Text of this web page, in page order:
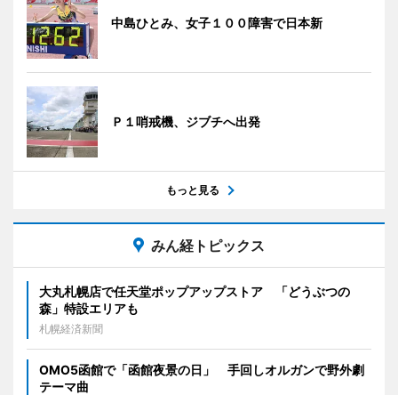
中島ひとみ、女子１００障害で日本新
Ｐ１哨戒機、ジブチへ出発
もっと見る
みん経トピックス
大丸札幌店で任天堂ポップアップストア 「どうぶつの
森」特設エリアも
札幌経済新聞
OMO5函館で「函館夜景の日」 手回しオルガンで野外劇
テーマ曲